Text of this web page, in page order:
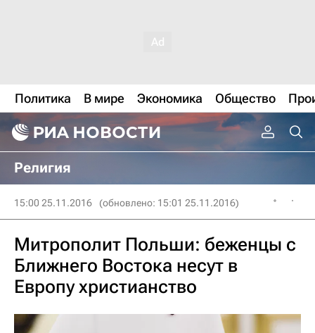
Политика В мире Экономика Общество
Религия
15:00 25.11.2016 (обновлено: 15:01 25.11.2016)
Митрополит Польши: беженцы с
Ближнего Востока несут в
Европу христианство